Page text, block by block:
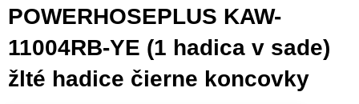
POWERHOSEPLUS KAW-
11004RB-YE (1 hadica v sade)
žlté hadice čierne koncovky